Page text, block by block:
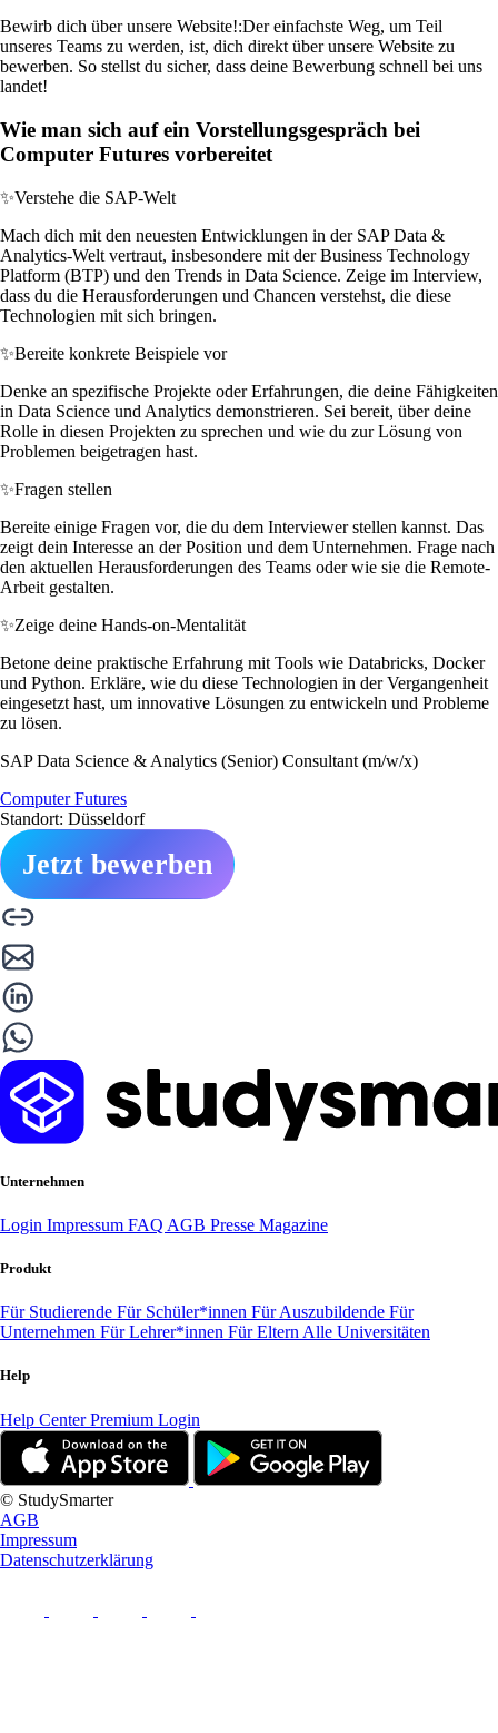
Bewirb dich über unsere Website!:Der einfachste Weg, um Teil
unseres Teams zu werden, ist, dich direkt über unsere Website zu
bewerben. So stellst du sicher, dass deine Bewerbung schnell bei uns
landet!
Wie man sich auf ein Vorstellungsgespräch bei
Computer Futures vorbereitet
✨Verstehe die SAP-Welt
Mach dich mit den neuesten Entwicklungen in der SAP Data &
Analytics-Welt vertraut, insbesondere mit der Business Technology
Platform (BTP) und den Trends in Data Science. Zeige im Interview,
dass du die Herausforderungen und Chancen verstehst, die diese
Technologien mit sich bringen.
✨Bereite konkrete Beispiele vor
Denke an spezifische Projekte oder Erfahrungen, die deine Fähigkeiten
in Data Science und Analytics demonstrieren. Sei bereit, über deine
Rolle in diesen Projekten zu sprechen und wie du zur Lösung von
Problemen beigetragen hast.
✨Fragen stellen
Bereite einige Fragen vor, die du dem Interviewer stellen kannst. Das
zeigt dein Interesse an der Position und dem Unternehmen. Frage nach
den aktuellen Herausforderungen des Teams oder wie sie die Remote-
Arbeit gestalten.
✨Zeige deine Hands-on-Mentalität
Betone deine praktische Erfahrung mit Tools wie Databricks, Docker
und Python. Erkläre, wie du diese Technologien in der Vergangenheit
eingesetzt hast, um innovative Lösungen zu entwickeln und Probleme
zu lösen.
SAP Data Science & Analytics (Senior) Consultant (m/w/x)
Computer Futures
Standort: Düsseldorf
Jetzt bewerben
Unternehmen
Login Impressum FAQ AGB Presse Magazine
Produkt
Für Studierende Für Schüler*innen Für Auszubildende Für
Unternehmen Für Lehrer*innen Für Eltern Alle Universitäten
Help
Help CenterPremium Login
© StudySmarter
AGB
Impressum
Datenschutzerklärung